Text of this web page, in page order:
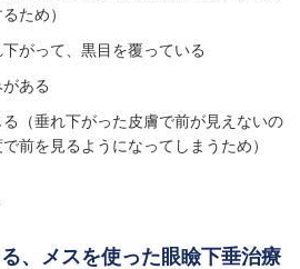
ため）
下がって、黒目を覆っている
ある
（垂れ下がった皮膚で前が見えないの
前を見るようになってしまうため）
、メスを使った眼瞼下垂治療